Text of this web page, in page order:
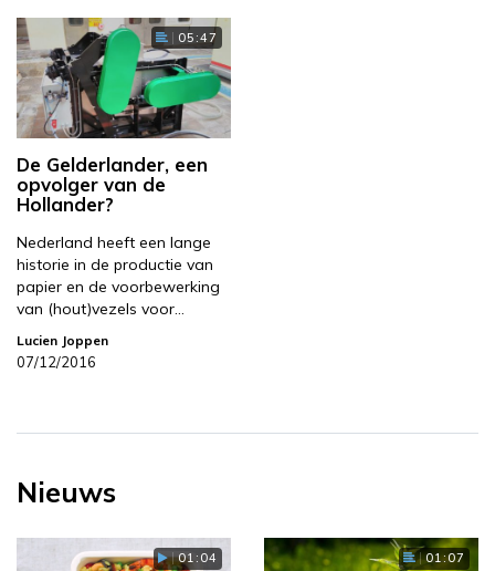
05:47
De Gelderlander, een
opvolger van de
Hollander?
Nederland heeft een lange
historie in de productie van
papier en de voorbewerking
van (hout)vezels voor…
Lucien Joppen
07/12/2016
Nieuws
01:04 01:07